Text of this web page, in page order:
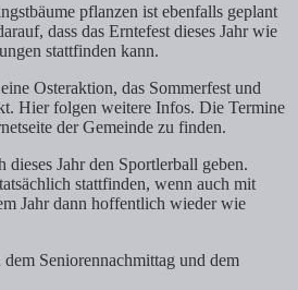
pflanzen ist ebenfalls geplant
dass das Erntefest dieses Jahr wie
stattfinden kann.
Osteraktion, das Sommerfest und
Hier folgen weitere Infos. Die Termine
der Gemeinde zu finden.
Jahr den Sportlerball geben.
stattfinden, wenn auch mit
Jahr dann hoffentlich wieder wie
Seniorennachmittag und dem